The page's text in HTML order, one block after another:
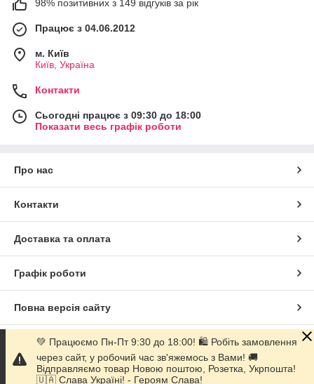
98% позитивних з 149 відгуків за рік
Працює з 04.06.2012
м. Київ
Київ, Україна
Контакти
Сьогодні працює з 09:30 до 18:00
Показати весь графік роботи
Про нас
Контакти
Доставка та оплата
Графік роботи
Повна версія сайту
Сайт створено на маркетплейсіProm.ua
Політика конфіденційності
💚 Працюємо Пн-Пт 9:30 до 18:00! 🛍 Робіть замовлення
через сайт, у робочий час зв'яжемось з Вами! 🚚
Відправляємо товар Новою поштою, Розетка, Укрпошта!
🇺🇦 Слава Україні! - Героям Слава!